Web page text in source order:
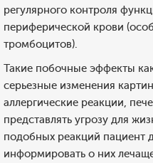
регулярного контроля
периферической крови
тромбоцитов).
Такие побочные эффекты
серьезные изменения
аллергические реакции,
представлять угрозу для
подобных реакций пациент
информировать о них